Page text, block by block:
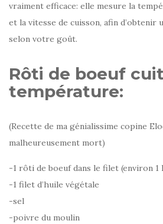
vraiment efficace: elle mesure la
et la vitesse de cuisson, afin d’obtenir
selon votre goût.
Rôti de boeuf
température:
(Recette de ma génialissime copine
malheureusement mort)
-1 rôti de boeuf dans le filet (environ 1
-1 filet d’huile végétale
-sel
-poivre du moulin